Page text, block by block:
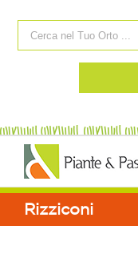
Rizziconi